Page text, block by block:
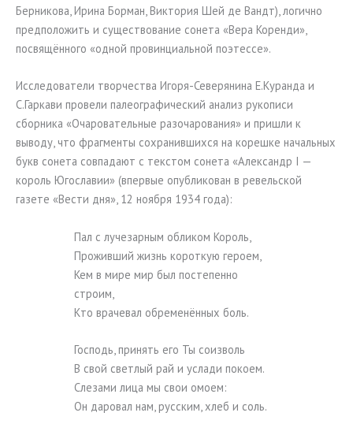
Берникова, Ирина Борман, Виктория Шей де Вандт), логично
предположить и существование сонета «Вера Коренди»,
посвящённого «одной провинциальной поэтессе».
Исследователи творчества Игоря-Северянина Е.Куранда и
С.Гаркави провели палеографический анализ рукописи
сборника «Очаровательные разочарования» и пришли к
выводу, что фрагменты сохранившихся на корешке начальных
букв сонета совпадают с текстом сонета «Александр I —
король Югославии» (впервые опубликован в ревельской
газете «Вести дня», 12 ноября 1934 года):
Пал с лучезарным обликом Король,
Проживший жизнь короткую героем,
Кем в мире мир был постепенно
строим,
Кто врачевал обременённых боль.
Господь, принять его Ты соизволь
В свой светлый рай и услади покоем.
Слезами лица мы свои омоем:
Он даровал нам, русским, хлеб и соль.